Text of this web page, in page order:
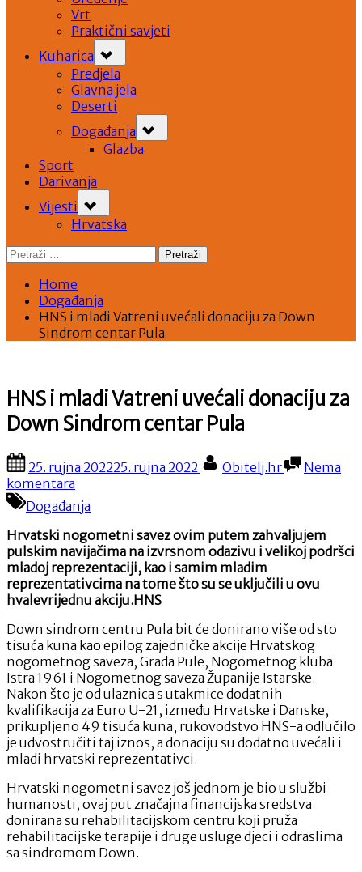
Vrt
Praktični savjeti
Kuharica
sub-
menu
Predjela
Glavna jela
Deserti
Događanja
sub-
menu
Glazba
Sport
Darivanja
Vijesti
sub-
menu
Hrvatska
Pretraži:
Home
Događanja
HNS i mladi Vatreni uvećali donaciju za Down
Sindrom centar Pula
HNS i mladi Vatreni uvećali donaciju za
Down Sindrom centar Pula
Posted
on
25. rujna 202225. rujna 2022 By
Obitelj.hr
Nema
komentara
HNS
i
mladi
Vatreni
uvećali
donaciju
za
Sindrom
centar
Pula
Događanja
Hrvatski nogometni savez ovim putem zahvaljujem
pulskim navijačima na izvrsnom odazivu i velikoj podršci
mladoj reprezentaciji, kao i samim mladim
reprezentativcima na tome što su se uključili u ovu
hvalevrijednu akciju.HNS
Down sindrom centru Pula bit će donirano više od sto
tisuća kuna kao epilog zajedničke akcije Hrvatskog
nogometnog saveza, Grada Pule, Nogometnog kluba
Istra 1961 i Nogometnog saveza Županije Istarske.
Nakon što je od ulaznica s utakmice dodatnih
kvalifikacija za Euro U-21, između Hrvatske i Danske,
prikupljeno 49 tisuća kuna, rukovodstvo HNS-a odlučilo
je udvostručiti taj iznos, a donaciju su dodatno uvećali i
mladi hrvatski reprezentativci.
Hrvatski nogometni savez još jednom je bio u službi
humanosti, ovaj put značajna financijska sredstva
donirana su rehabilitacijskom centru koji pruža
rehabilitacijske terapije i druge usluge djeci i odraslima
sa sindromom Down.